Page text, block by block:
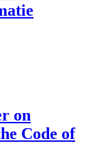
on
Code of